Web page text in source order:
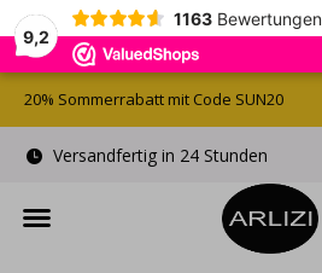
9,2
1163 Bewertungen
Kostenlose Geschenkverpackung
20% Sommerrabatt mit Code SUN20